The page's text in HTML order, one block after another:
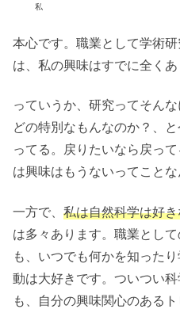
私
本心です。職業として学術
は、私の興味はすでに全くあ
っていうか、研究ってそん
どの特別なもんなのか？、
ってる。戻りたいなら戻っ
は興味はもうないってこと
一方で、 私は自然科学は好
は多々あります。職業とし
も、いつでも何かを知った
動は大好きです。ついつい
も、自分の興味関心のある